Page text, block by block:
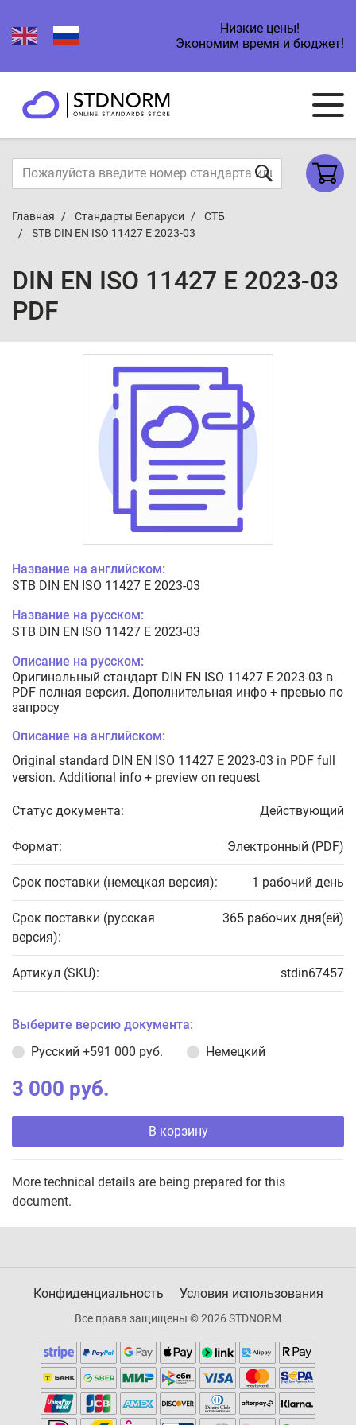
Низкие цены!
Экономим время и бюджет!
Главная Стандарты Беларуси
СТБ
STB DIN EN ISO 11427 E 2023-03
DIN EN ISO 11427 E 2023-03
PDF
Название на английском:
STB DIN EN ISO 11427 E 2023-03
Название на русском:
STB DIN EN ISO 11427 E 2023-03
Описание на русском:
Оригинальный стандарт DIN EN ISO 11427 E 2023-03 в
PDF полная версия. Дополнительная инфо + превью по
запросу
Описание на английском:
Original standard DIN EN ISO 11427 E 2023-03 in PDF full
version. Additional info + preview on request
Статус документа: Действующий
Формат: Электронный (PDF)
Срок поставки (немецкая версия): 1 рабочий день
Срок поставки (русская
версия):
365 рабочих дня(ей)
Артикул (SKU): stdin67457
Выберите версию документа:
Русский +591 000 руб. Немецкий
3 000 руб.
В корзину
More technical details are being prepared for this
document.
Конфиденциальность Условия использования
Все права защищены © 2026 STDNORM